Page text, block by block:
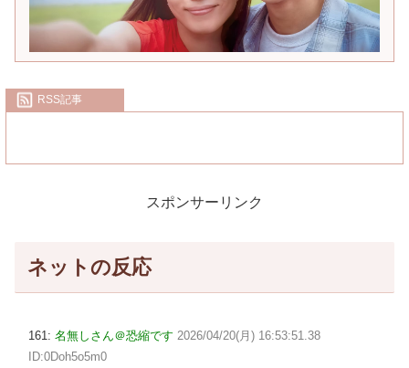
RSS記事
スポンサーリンク
ネットの反応
161: 名無しさん＠恐縮です 2026/04/20(月) 16:53:51.38
ID:0Doh5o5m0